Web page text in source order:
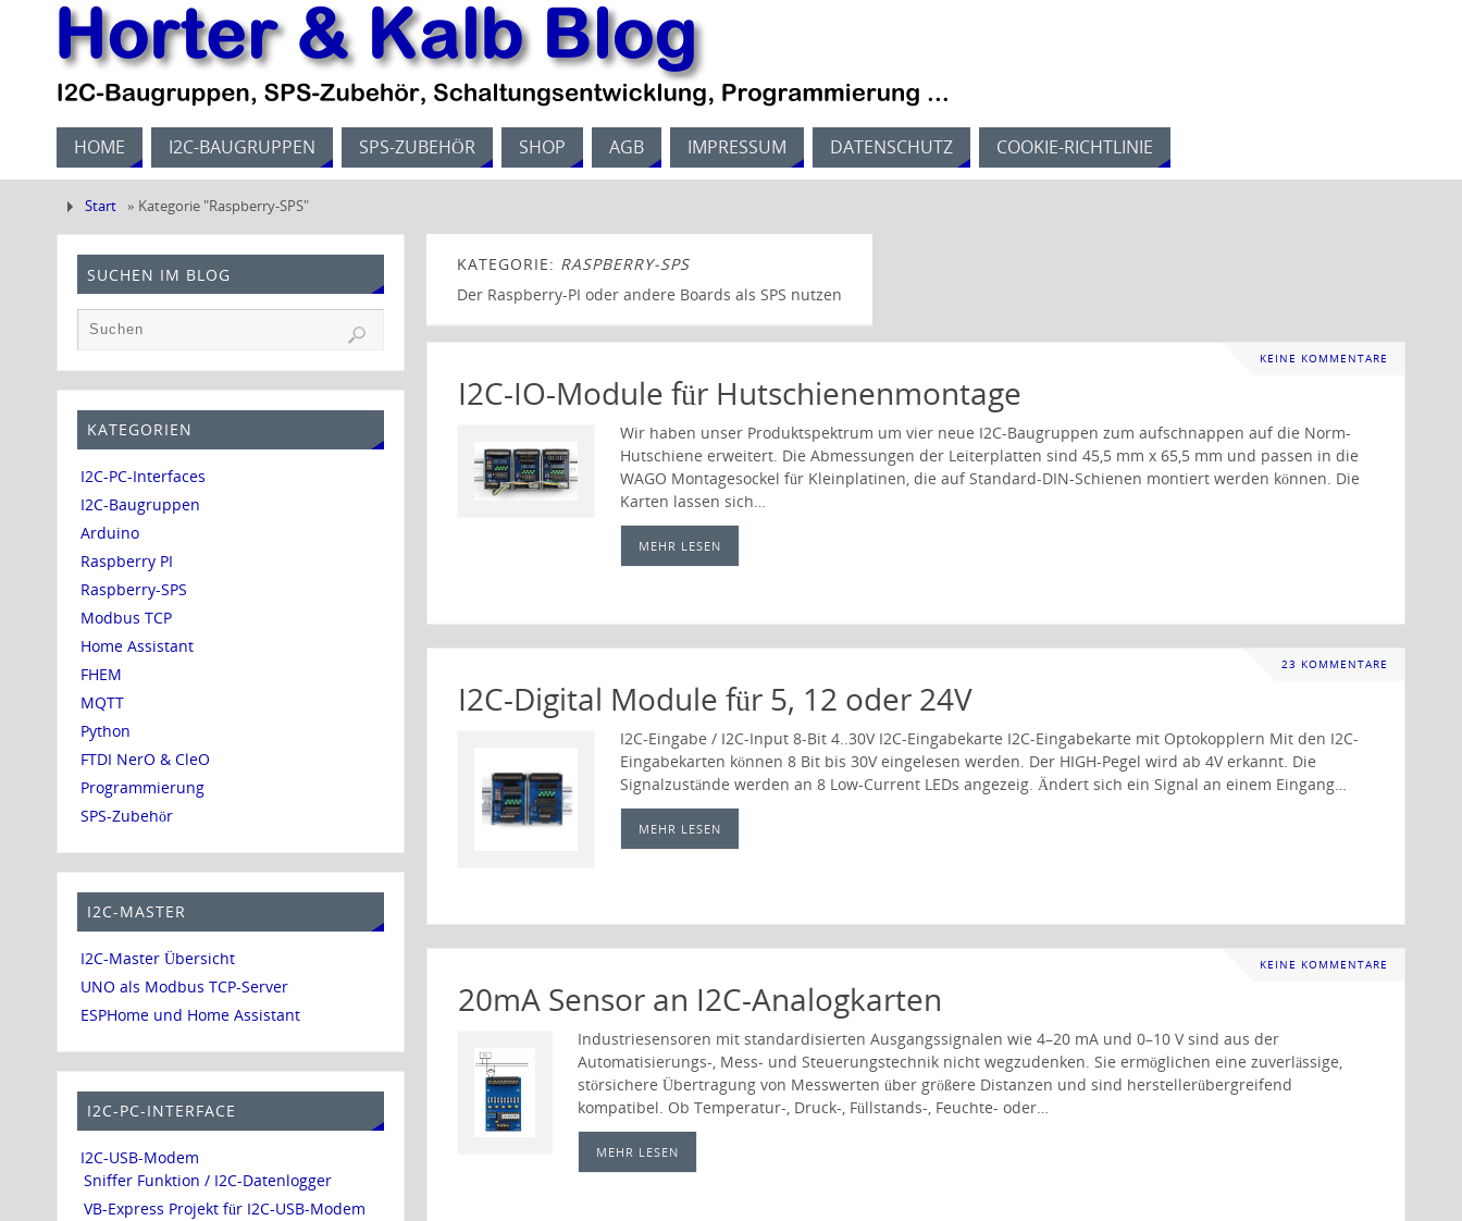
HOME I2C-BAUGRUPPEN SPS-ZUBEHÖR SHOP AGB IMPRESSUM DATENSCHUTZ COOKIE-RICHTLINIE
Start » Kategorie "Raspberry-SPS"
KATEGORIE: RASPBERRY-SPS
Der Raspberry-PI oder andere Boards als SPS nutzen
KEINE KOMMENTARE
I2C-IO-Module für Hutschienenmontage
Wir haben unser Produktspektrum um vier neue I2C-Baugruppen zum aufschnappen auf die Norm-
Hutschiene erweitert. Die Abmessungen der Leiterplatten sind 45,5 mm x 65,5 mm und passen in die
WAGO Montagesockel für Kleinplatinen, die auf Standard-DIN-Schienen montiert werden können. Die
Karten lassen sich…
MEHR LESEN
23 KOMMENTARE
I2C-Digital Module für 5, 12 oder 24V
I2C-Eingabe / I2C-Input 8-Bit 4..30V I2C-Eingabekarte I2C-Eingabekarte mit Optokopplern Mit den I2C-
Eingabekarten können 8 Bit bis 30V eingelesen werden. Der HIGH-Pegel wird ab 4V erkannt. Die
Signalzustände werden an 8 Low-Current LEDs angezeig. Ändert sich ein Signal an einem Eingang…
MEHR LESEN
KEINE KOMMENTARE
20mA Sensor an I2C-Analogkarten
Industriesensoren mit standardisierten Ausgangssignalen wie 4–20 mA und 0–10 V sind aus der
Automatisierungs-, Mess- und Steuerungstechnik nicht wegzudenken. Sie ermöglichen eine zuverlässige,
störsichere Übertragung von Messwerten über größere Distanzen und sind herstellerübergreifend
kompatibel. Ob Temperatur-, Druck-, Füllstands-, Feuchte- oder…
MEHR LESEN
SUCHEN IM BLOG
KATEGORIEN
I2C-PC-Interfaces
I2C-Baugruppen
Arduino
Raspberry PI
Raspberry-SPS
Modbus TCP
Home Assistant
FHEM
MQTT
Python
FTDI NerO & CleO
Programmierung
SPS-Zubehör
I2C-MASTER
I2C-Master Übersicht
UNO als Modbus TCP-Server
ESPHome und Home Assistant
I2C-PC-INTERFACE
I2C-USB-Modem
Sniffer Funktion / I2C-Datenlogger
VB-Express Projekt für I2C-USB-Modem